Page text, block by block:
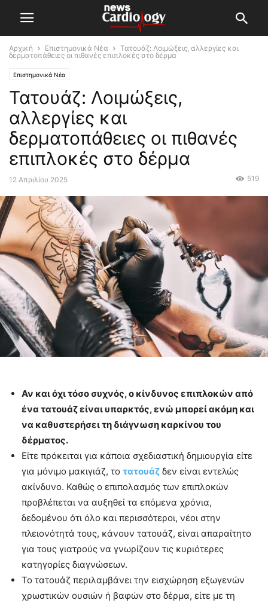
Αρχική Επιστημονικά Νέα
Τατουάζ: Λοιμώξεις, αλλεργίες και
δερματοπάθειες οι πιθανές επιπλοκές στο δέρμα
Επιστημονικά Νέα
Τατουάζ: Λοιμώξεις,
αλλεργίες και
δερματοπάθειες οι πιθανές
επιπλοκές στο δέρμα
12 Απριλίου 2025 519
Αν και όχι τόσο συχνός, ο κίνδυνος επιπλοκών από
ένα τατουάζ είναι υπαρκτός, ενώ μπορεί ακόμη και
να καθυστερήσει τη διάγνωση καρκίνου του
δέρματος.
Είτε πρόκειται για κάποια σχεδιαστική δημιουργία είτε
για μόνιμο μακιγιάζ, το τατουάζ δεν είναι εντελώς
ακίνδυνο. Καθώς ο επιπολασμός των επιπλοκών
προβλέπεται να αυξηθεί τα επόμενα χρόνια,
δεδομένου ότι όλο και περισσότεροι, νέοι στην
πλειονότητά τους, κάνουν τατουάζ, είναι απαραίτητο
για τους γιατρούς να γνωρίζουν τις κυριότερες
κατηγορίες διαγνώσεων.
Το τατουάζ περιλαμβάνει την εισχώρηση εξωγενών
χρωστικών ουσιών ή βαφών στο δέρμα, είτε με τη